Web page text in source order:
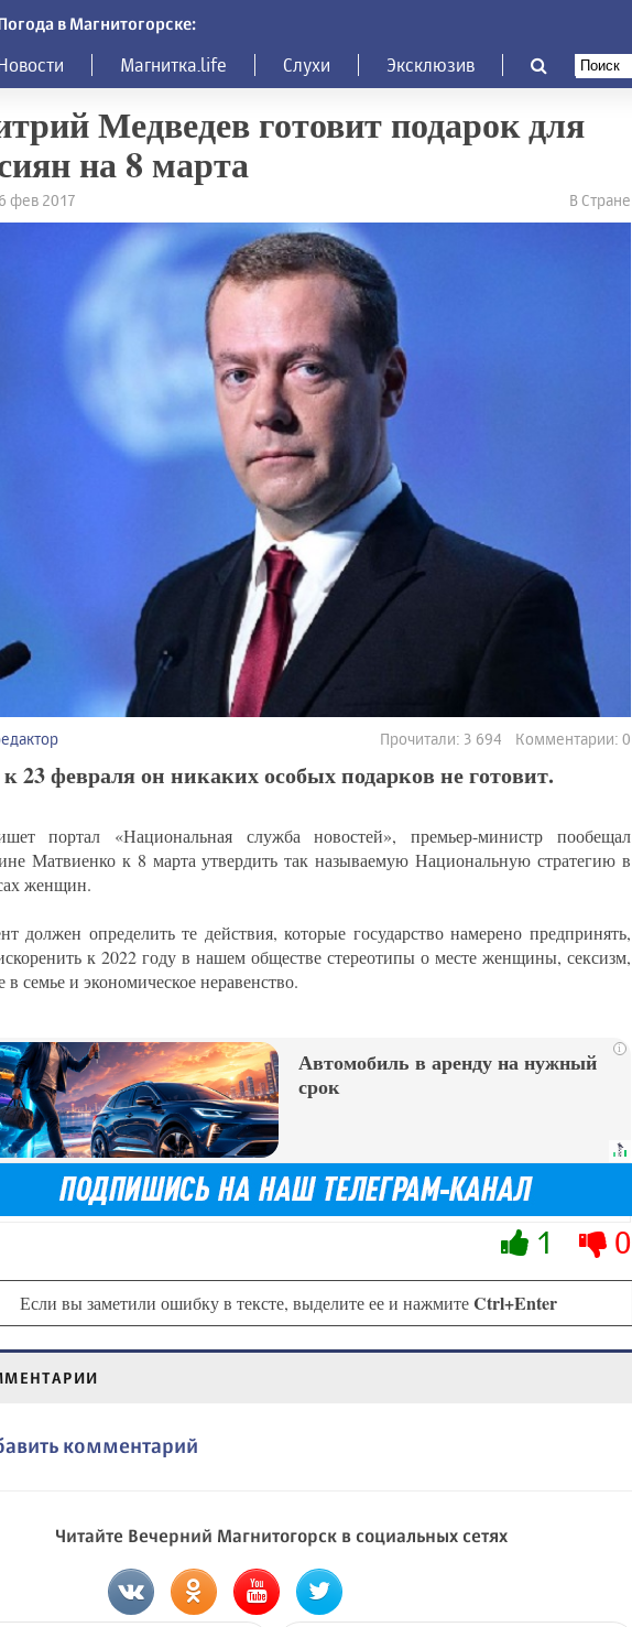
в Магнитогорске:
Магнитка.life Слухи Эксклюзив
Медведев готовит подарок для
на 8 марта
фев 2017 В Стране
Прочитали: 3 694 Комментарии: 0
23 февраля он никаких особых подарков не готовит.
портал «Национальная служба новостей», премьер-министр пообещал
Матвиенко к 8 марта утвердить так называемую Национальную стратегию в
женщин.
должен определить те действия, которые государство намерено предпринять,
к 2022 году в нашем обществе стереотипы о месте женщины, сексизм,
в семье и экономическое неравенство.
i
Автомобиль в аренду на нужный
срок
1 0
Если вы заметили ошибку в тексте, выделите ее и нажмитеCtrl+Enter
комментарий
Читайте Вечерний Магнитогорск в социальных сетях